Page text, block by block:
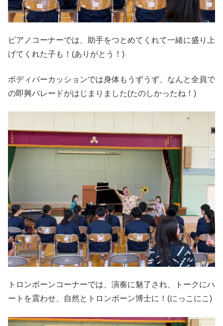
ピアノコーナーでは、助手をつとめてくれて一緒に盛り上
げてくれた子も！(ありがとう！)
ボディパーカッションでは身体もうずうず、なんと全員で
の即興パレードがはじまりました(たのしかったね！)
トロンボーンコーナーでは、演奏に魅了され、トークにハ
ートを震わせ、自然とトロンボーン博士に！(にっこにこ)